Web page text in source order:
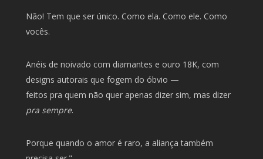
Não! Tem que ser único. Como ela. Como ele. Como
vocês.
Anéis de noivado com diamantes e ouro 18K, com
designs autorais que fogem do óbvio —
feitos pra quem não quer apenas dizer sim, mas dizer
pra sempre.
Porque quando o amor é raro, a aliança também